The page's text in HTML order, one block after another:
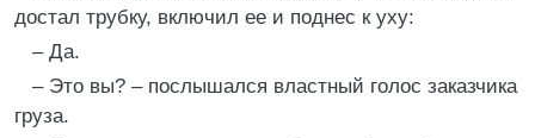
достал трубку, включил ее и поднес к уху:
– Да.
– Это вы? – послышался властный голос заказчика
груза.